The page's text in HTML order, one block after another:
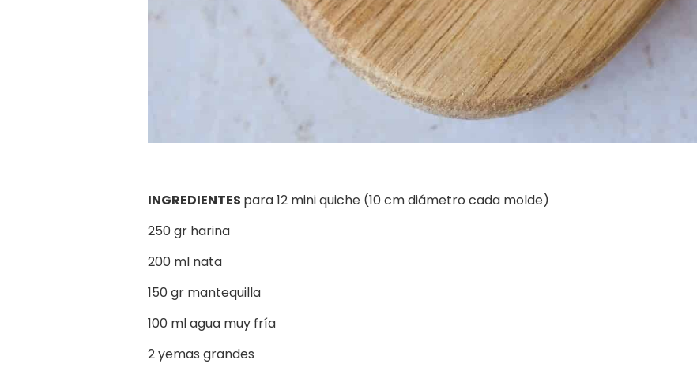
INGREDIENTES para 12 mini quiche (10 cm diámetro cada molde)
250 gr harina
200 ml nata
150 gr mantequilla
100 ml agua muy fría
2 yemas grandes